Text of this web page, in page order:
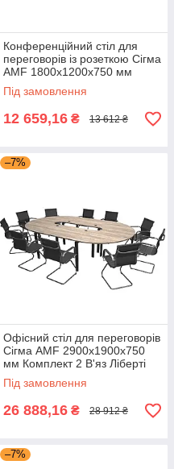
Конференційний стіл для
переговорів із розеткою Сігма
AMF 1800х1200х750 мм
Комплект 9 В'яз Ліберті
Димчастий каркас Чорний
Під замовлення
12 659,16 ₴ 13 612 ₴
–7%
Офісний стіл для переговорів
Сігма AMF 2900х1900х750
мм Комплект 2 В'яз Ліберті
Димчастий Чорний графіт із
кришками під дроти
Під замовлення
26 888,16 ₴ 28 912 ₴
–7%